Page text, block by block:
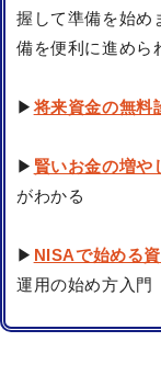
握して準備を始め
備を便利に進めら
▶将来資金の無料
▶ 賢いお金の増や
がわかる
▶ NISAで始める
運用の始め方入門